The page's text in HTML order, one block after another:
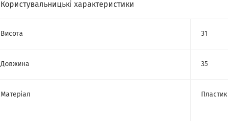
Користувальницькі характеристики
Висота 31
Довжина 35
Матеріал Пластик